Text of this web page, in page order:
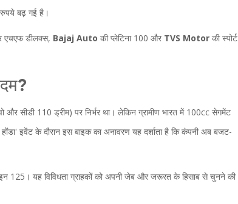
बढ़ गई है।
एचएफ डीलक्स, Bajaj Auto की प्लेटिना 100 और TVS Motor की स्पोर्ट
सीडी 110 ड्रीम) पर निर्भर था। लेकिन ग्रामीण भारत में 100cc सेगमेंट
इवेंट के दौरान इस बाइक का अनावरण यह दर्शाता है कि कंपनी अब बजट-
125। यह विविधता ग्राहकों को अपनी जेब और जरूरत के हिसाब से चुनने की